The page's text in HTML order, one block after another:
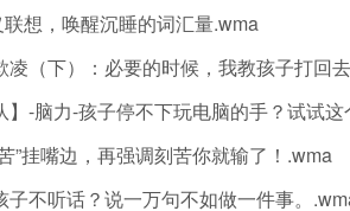
想，唤醒沉睡的词汇量.wma
凌（下）：必要的时候，我教孩子打回
】-脑力-孩子停不下玩电脑的手？试试
”挂嘴边，再强调刻苦你就输了！.wma
子不听话？说一万句不如做一件事。